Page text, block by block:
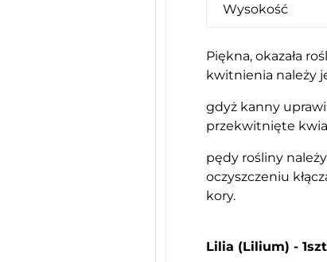
Wysokość
Piękna, okazała
kwitnienia należy
gdyż kanny
przekwitnięte
pędy rośliny
oczyszczeniu
kory.
Lilia (Lilium) - 1szt